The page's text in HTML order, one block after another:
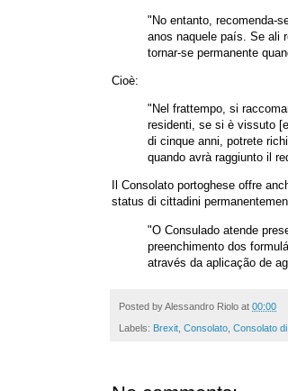
"No entanto, recomenda-
anos naquele país. Se ali
tornar-se permanente
Cioè:
"Nel frattempo, si
residenti, se si è vissuto
di cinque anni, potrete
quando avrà raggiunto il
Il Consolato portoghese offre
status di cittadini
"O Consulado atende
preenchimento dos
através da aplicação de
Posted byAlessandro Riolo at 00:00
Labels: Brexit Consolato Consolato